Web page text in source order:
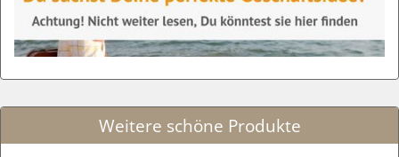
Weitere schöne Produkte